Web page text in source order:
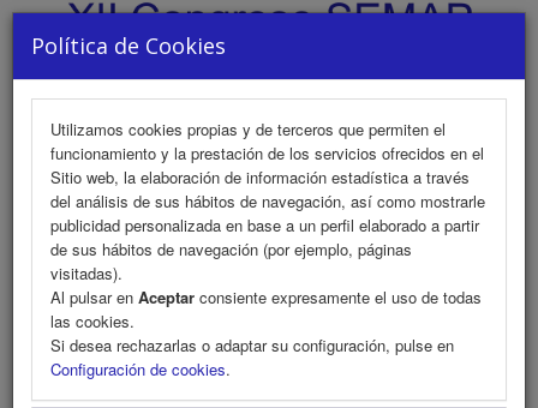
Política de Cookies
Utilizamos cookies propias y de terceros que permiten el
funcionamiento y la prestación de los servicios ofrecidos en el
Sitio web, la elaboración de información estadística a través
del análisis de sus hábitos de navegación, así como mostrarle
publicidad personalizada en base a un perfil elaborado a partir
de sus hábitos de navegación (por ejemplo, páginas
visitadas).
Al pulsar en Aceptar consiente expresamente el uso de todas
las cookies.
Si desea rechazarlas o adaptar su configuración, pulse en
Configuración de cookies.
MENU
Presentación
Próximamente